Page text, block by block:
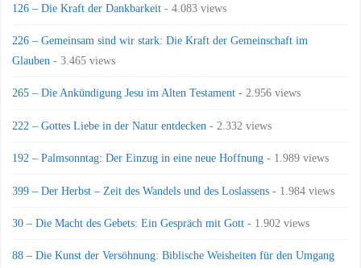
126 – Die Kraft der Dankbarkeit - 4.083 views
226 – Gemeinsam sind wir stark: Die Kraft der Gemeinschaft im
Glauben - 3.465 views
265 – Die Ankündigung Jesu im Alten Testament - 2.956 views
222 – Gottes Liebe in der Natur entdecken - 2.332 views
192 – Palmsonntag: Der Einzug in eine neue Hoffnung - 1.989 views
399 – Der Herbst – Zeit des Wandels und des Loslassens - 1.984 views
30 – Die Macht des Gebets: Ein Gespräch mit Gott - 1.902 views
88 – Die Kunst der Versöhnung: Biblische Weisheiten für den Umgang